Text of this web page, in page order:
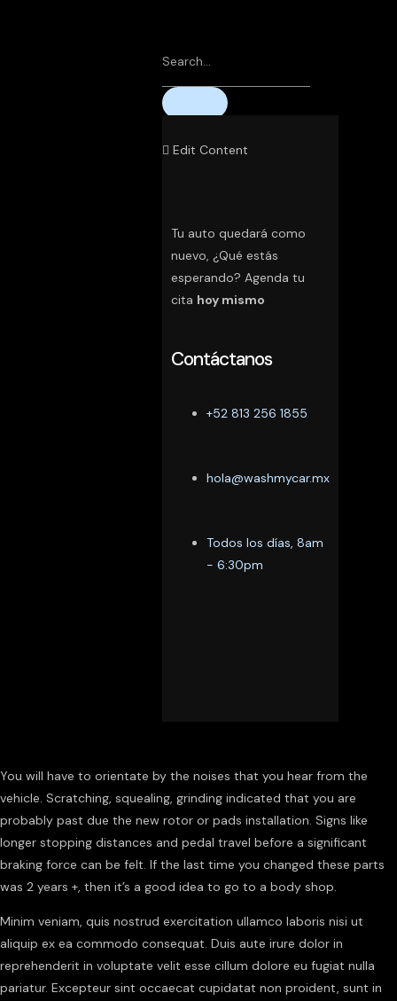
Edit Content
Tu auto quedará como
nuevo, ¿Qué estás
esperando? Agenda tu
cita hoy mismo
Contáctanos
+52 813 256 1855
hola@washmycar.mx
Todos los días, 8am
- 6:30pm
You will have to orientate by the noises that you hear from the
vehicle. Scratching, squealing, grinding indicated that you are
probably past due the new rotor or pads installation. Signs like
longer stopping distances and pedal travel before a significant
braking force can be felt. If the last time you changed these parts
was 2 years +, then it’s a good idea to go to a body shop.
Minim veniam, quis nostrud exercitation ullamco laboris nisi ut
aliquip ex ea commodo consequat. Duis aute irure dolor in
reprehenderit in voluptate velit esse cillum dolore eu fugiat nulla
pariatur. Excepteur sint occaecat cupidatat non proident, sunt in